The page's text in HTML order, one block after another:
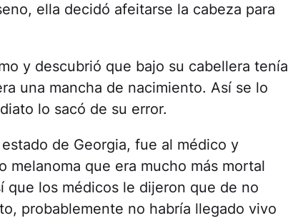
ella decidó afeitarse la cabeza para
y descubrió que bajo su cabellera tenía
una mancha de nacimiento. Así se lo
lo sacó de su error.
de Georgia, fue al médico y
melanoma que era mucho más mortal
que los médicos le dijeron que de no
probablemente no habría llegado vivo